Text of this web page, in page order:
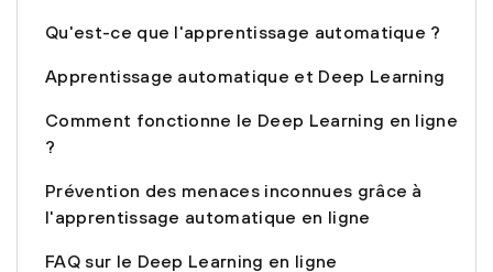
Qu'est-ce que l'apprentissage automatique ?
Apprentissage automatique et Deep Learning
Comment fonctionne le Deep Learning en ligne
?
Prévention des menaces inconnues grâce à
l'apprentissage automatique en ligne
FAQ sur le Deep Learning en ligne